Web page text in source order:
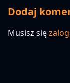
Dodaj
Musisz się